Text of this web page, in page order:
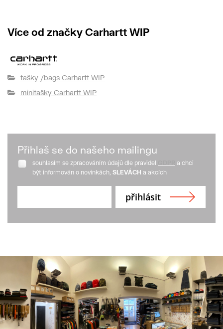
Více od značky Carhartt WIP
tašky /bags Carhartt WIP
minitašky Carhartt WIP
Přihlaš se do našeho mailingu
souhlasím se zpracováním údajů dle pravidel
a chci
být informován o novinkách, SLEVÁCH a akcích